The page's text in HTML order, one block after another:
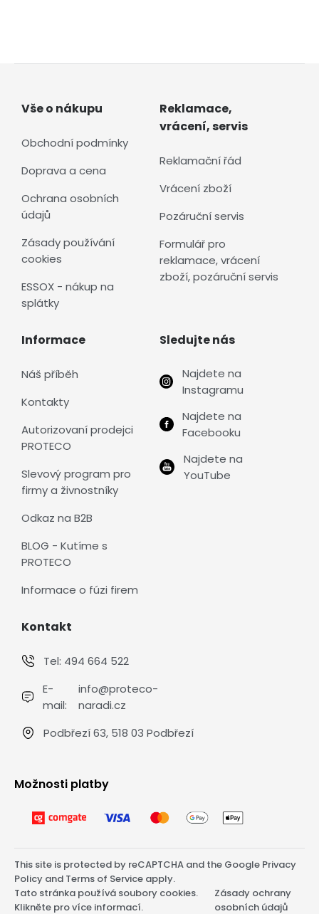
Vše o nákupu
Obchodní podmínky
Doprava a cena
Ochrana osobních
údajů
Zásady používání
cookies
ESSOX - nákup na
splátky
Reklamace,
vrácení, servis
Reklamační řád
Vrácení zboží
Pozáruční servis
Formulář pro
reklamace, vrácení
zboží, pozáruční servis
Informace
Náš příběh
Kontakty
Autorizovaní prodejci
PROTECO
Slevový program pro
firmy a živnostníky
Odkaz na B2B
BLOG - Kutíme s
PROTECO
Informace o fúzi firem
Sledujte nás
Najdete na
Instagramu
Najdete na
Facebooku
Najdete na
YouTube
Kontakt
Tel: 494 664 522
E-
mail:
info@proteco-
naradi.cz
Podbřezí 63, 518 03 Podbřezí
Možnosti platby
Tato stránka používá soubory cookies.
Klikněte pro více informací.
Zásady ochrany
osobních údajů
This site is protected by reCAPTCHA and the Google Privacy
Policy and Terms of Service apply.